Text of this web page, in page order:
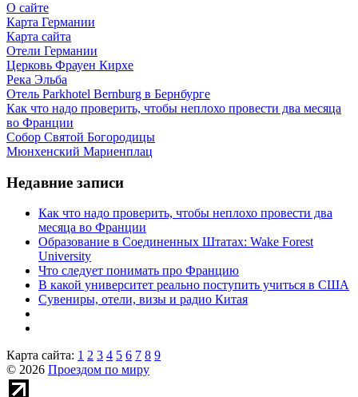
О сайте
Карта Германии
Карта сайта
Отели Германии
Церковь Фрауен Кирхе
Река Эльба
Отель Parkhotel Bernburg в Бернбурге
Как что надо проверить, чтобы неплохо провести два месяца
во Франции
Собор Святой Богородицы
Мюнхенский Мариенплац
Недавние записи
Как что надо проверить, чтобы неплохо провести два
месяца во Франции
Образование в Соединенных Штатах: Wake Forest
University
Что следует понимать про Францию
В какой университет реально поступить учиться в США
Сувениры, отели, визы и радио Китая
Карта сайта: 1 2 3 4 5 6 7 8 9
© 2026 Проездом по миру